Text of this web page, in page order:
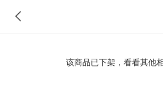
该商品已下架，看看其他